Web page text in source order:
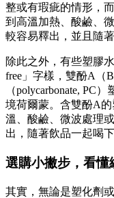
整或有瑕疵的情形，
到高溫加熱、酸鹼、
較容易釋出，並且隨
除此之外，有些塑膠
free」字樣，雙酚A（
（polycarbonate, PC
境荷爾蒙。含雙酚A
溫、酸鹼、微波處理
出，隨著飲品一起喝下
選購小撇步，看懂
其實，無論是塑化劑